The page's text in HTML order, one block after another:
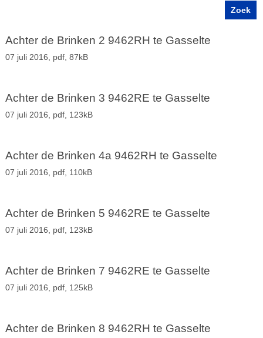
Achter de Brinken 2 9462RH te Gasselte
07 juli 2016, pdf, 87kB
Achter de Brinken 3 9462RE te Gasselte
07 juli 2016, pdf, 123kB
Achter de Brinken 4a 9462RH te Gasselte
07 juli 2016, pdf, 110kB
Achter de Brinken 5 9462RE te Gasselte
07 juli 2016, pdf, 123kB
Achter de Brinken 7 9462RE te Gasselte
07 juli 2016, pdf, 125kB
Achter de Brinken 8 9462RH te Gasselte